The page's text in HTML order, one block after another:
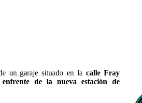
un garaje situado en la calle Fray
enfrente de la nueva estación de